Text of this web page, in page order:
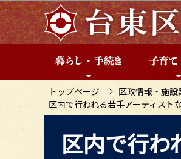
こ
の
ペ
トップページ 区政情報・施設
区内で行われる若手アーティス
区内で行わ